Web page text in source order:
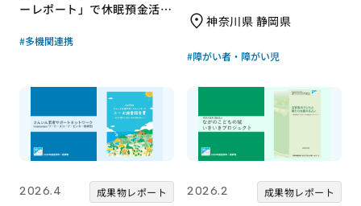
ーレポート」で休眠預金活用
果物レポート
#多機関連携
神奈川県 静岡県
#障がい者・障がい児
2026.4 成果物レポート 2026.2 成果物レポート